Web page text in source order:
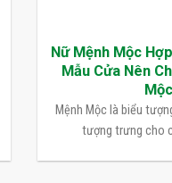
Nữ Mệnh Mộc
Mẫu Cửa Nên
Mộc
Mệnh Mộc là biểu
tượng trưng cho